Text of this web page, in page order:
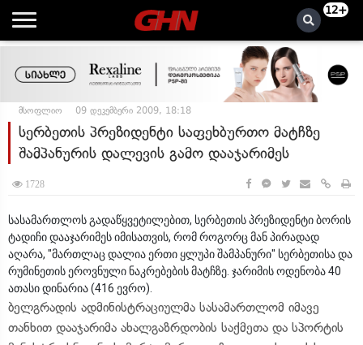
12+
მსოფლიო 09 დეკემბერი 2009, 18:18
სერბეთის პრეზიდენტი საფეხბურთო მატჩზე
შამპანურის დალევის გამო დააჯარიმეს
1728
სასამართლოს გადაწყვეტილებით, სერბეთის პრეზიდენტი ბორის
ტადიჩი დააჯარიმეს იმისათვის, რომ როგორც მან პირადად
აღარა, "მართლაც დალია ერთი ყლუპი შამპანური" სერბეთისა და
რუმინეთის ეროვნული ნაკრებების მატჩზე. ჯარიმის ოდენობა 40
ათასი დინარია (416 ევრო).
ბელგრადის ადმინისტრაციულმა სასამართლომ იმავე
თანხით დააჯარიმა ახალგაზრდობის საქმეთა და სპორტის